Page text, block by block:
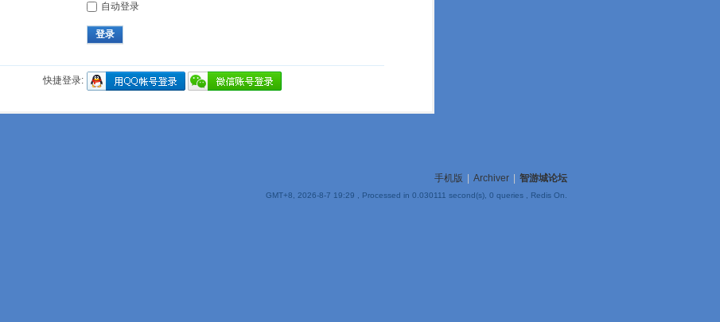
自动登录
登录
快捷登录:
手机版 Archiver 智游城论坛
GMT+8, 2026-8-7 19:29 , Processed in 0.030111 second(s), 0 queries , Redis On.